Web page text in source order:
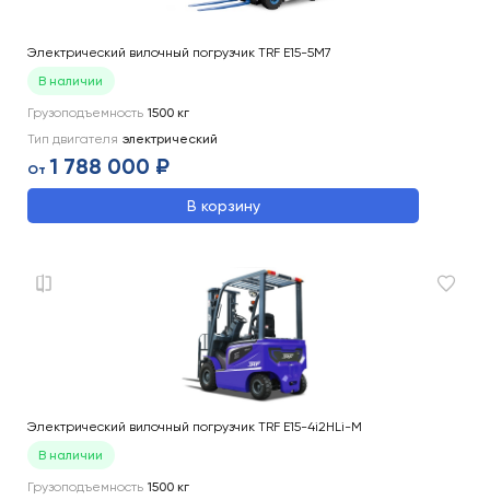
Электрический вилочный погрузчик TRF E15-5M7
В наличии
Грузоподъемность 1500 кг
Тип двигателя электрический
От 1 788 000 ₽
В корзину
Электрический вилочный погрузчик TRF E15-4i2HLi-M
В наличии
Грузоподъемность 1500 кг